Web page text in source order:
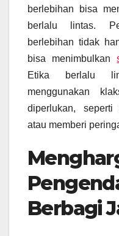
berlebihan bisa
berlalu lintas.
berlebihan tidak
bisa menimbulkan
Etika berlalu
menggunakan
diperlukan,
atau memberi
Berbagi